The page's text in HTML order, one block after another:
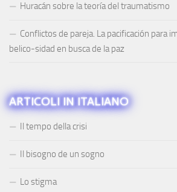
Huracán sobre la teoría del traumatismo
Conflictos de pareja. La pacificación para
belico-sidad en busca de la paz
ARTICOLI IN ITALIANO
Il tempo della crisi
Il bisogno de un sogno
Lo stigma